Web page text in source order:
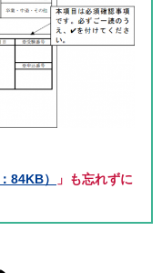
84KB）
」も忘れずに